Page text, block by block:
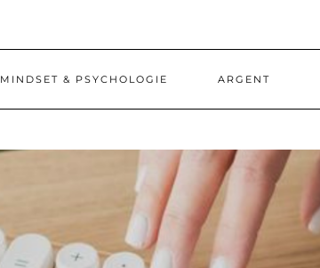
MINDSET & PSYCHOLOGIE ARGENT